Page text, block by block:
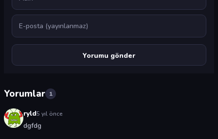
E-posta
Yorumlar 1
ryld5 yıl önce
dgfdg